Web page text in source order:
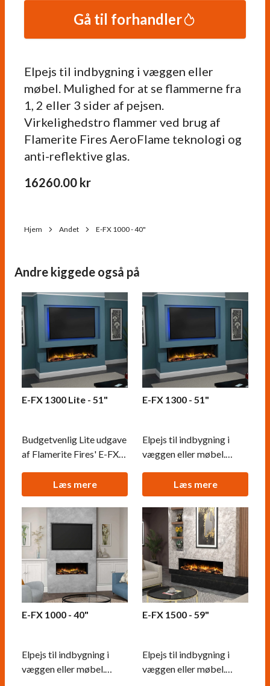
Elpejs til indbygning i væggen eller
møbel. Mulighed for at se flammerne fra
1, 2 eller 3 sider af pejsen.
Virkelighedstro flammer ved brug af
Flamerite Fires AeroFlame teknologi og
anti-reflektive glas.
16260.00 kr
Gå til forhandler
Hjem Andet E-FX 1000 - 40"
Andre kiggede også på
E-FX 1300 Lite - 51"
Budgetvenlig Lite udgave
af Flamerite Fires' E-FX
fantastiske Aeroflame
flammeteknologi og
mulighed for at tilpasse
pejsen til 1, 2 eller 3-sidet
indbygning.
Læs mere
E-FX 1300 - 51"
Elpejs til indbygning i
væggen eller møbel.
flammerne fra 1, 2 eller 3
sider af pejsen.
Virkelighedstro flammer
ved brug af Flamerite
Fires AeroFlame
teknologi og anti-
reflektive glas.
Læs mere
E-FX 1000 - 40"
Elpejs til indbygning i
væggen eller møbel.
E-FX 1500 - 59"
Elpejs til indbygning i
væggen eller møbel.